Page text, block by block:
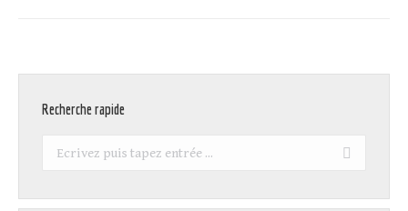
Recherche rapide
Recherche